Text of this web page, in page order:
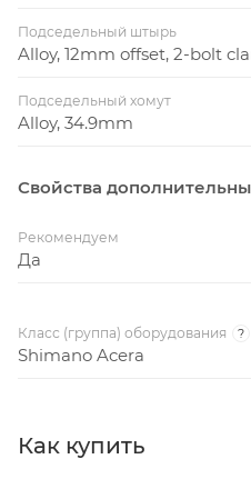
Подседельный штырь
Alloy, 12mm offset, 2-bolt
Подседельный хомут
Alloy, 34.9mm
Свойства
Рекомендуем
Да
Класс (группа) оборудования ?
Shimano Acera
Как купить